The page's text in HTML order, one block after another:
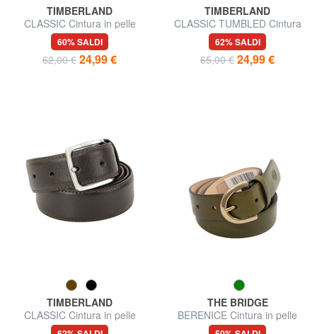
TIMBERLAND
CLASSIC Cintura in pelle
accorciabile
60% SALDI
62,00 € 24,99 €
TIMBERLAND
CLASSIC TUMBLED Cintura
in pelle accorciabile
62% SALDI
65,00 € 24,99 €
TIMBERLAND
CLASSIC Cintura in pelle
saffiano, accorciabile
THE BRIDGE
BERENICE Cintura in pelle